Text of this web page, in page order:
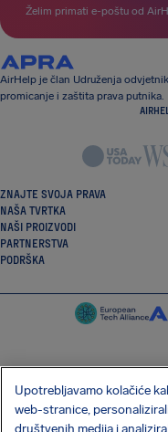
Želim primati e-poštu od
AirHelp je član Udruženja
promicanje i zaštita prava putnika.
ZNAJTE SVOJA PRAVA
NAŠA TVRTKA
NAŠI PROIZVODI
PARTNERSTVA
PODRŠKA
Upotrebljavamo kolačiće
web-stranice,
društvenih medija i